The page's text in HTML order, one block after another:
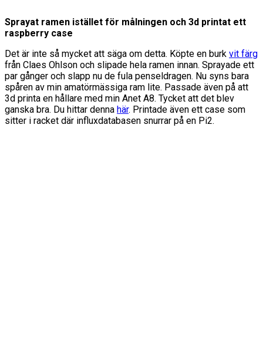
Sprayat ramen istället för målningen och 3d printat ett
raspberry case
Det är inte så mycket att säga om detta. Köpte en burk vit färg
från Claes Ohlson och slipade hela ramen innan. Sprayade ett
par gånger och slapp nu de fula penseldragen. Nu syns bara
spåren av min amatörmässiga ram lite. Passade även på att
3d printa en hållare med min Anet A8. Tycket att det blev
ganska bra. Du hittar denna här. Printade även ett case som
sitter i racket där influxdatabasen snurrar på en Pi2.